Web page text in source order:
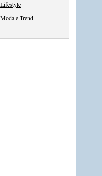
Lifestyle
Moda e Trend